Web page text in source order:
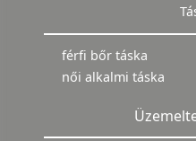
férfi bőr táska
női alkalmi táska